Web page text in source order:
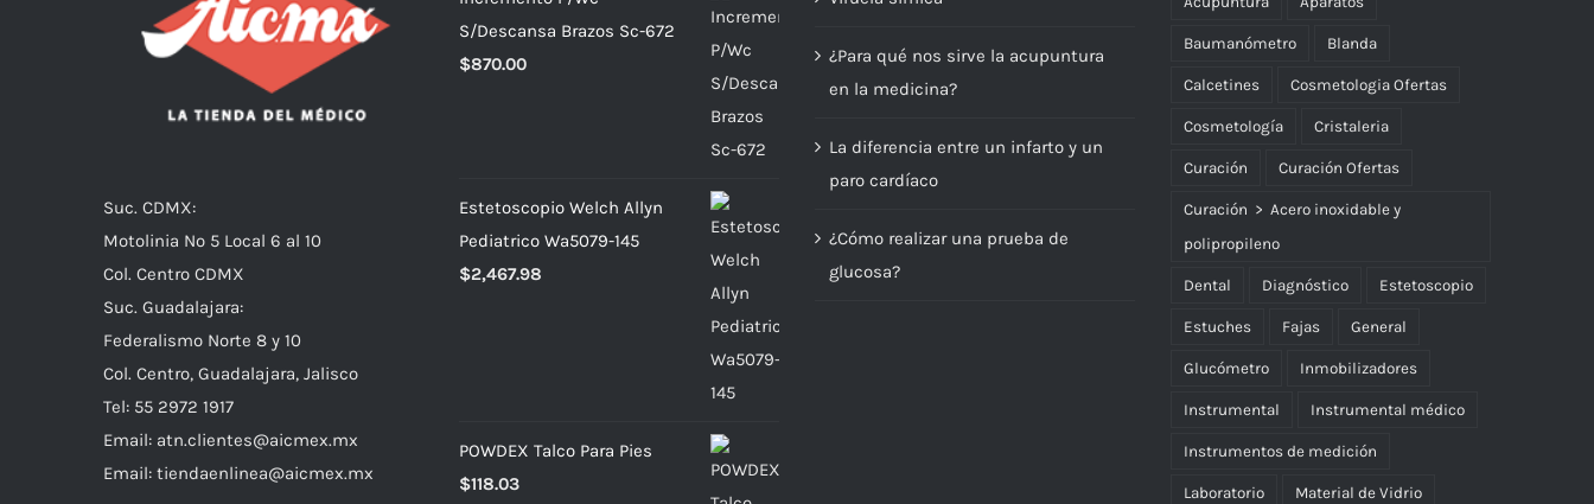
Suc. CDMX:
Motolinia No 5 Local 6 al 10
Col. Centro CDMX
Suc. Guadalajara:
Federalismo Norte 8 y 10
Col. Centro, Guadalajara, Jalisco
Tel: 55 2972 1917
Email: atn.clientes@aicmex.mx
Email: tiendaenlinea@aicmex.mx
S/Descansa Brazos Sc-672
$870.00
Estetoscopio Welch Allyn
Pediatrico Wa5079-145
$2,467.98
POWDEX Talco Para Pies
$118.03
¿Para qué nos sirve la acupuntura
en la medicina?
La diferencia entre un infarto y un
paro cardíaco
¿Cómo realizar una prueba de
glucosa?
Baumanómetro Blanda
Calcetines Cosmetologia Ofertas
Cosmetología Cristaleria
Curación Curación Ofertas
Curación > Acero inoxidable y
polipropileno
Dental Diagnóstico Estetoscopio
Estuches Fajas General
Glucómetro Inmobilizadores
Instrumental Instrumental médico
Instrumentos de medición
Laboratorio Material de Vidrio